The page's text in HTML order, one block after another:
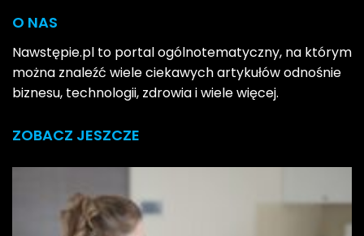
O NAS
Nawstępie.pl to portal ogólnotematyczny, na którym
można znaleźć wiele ciekawych artykułów odnośnie
biznesu, technologii, zdrowia i wiele więcej.
ZOBACZ JESZCZE